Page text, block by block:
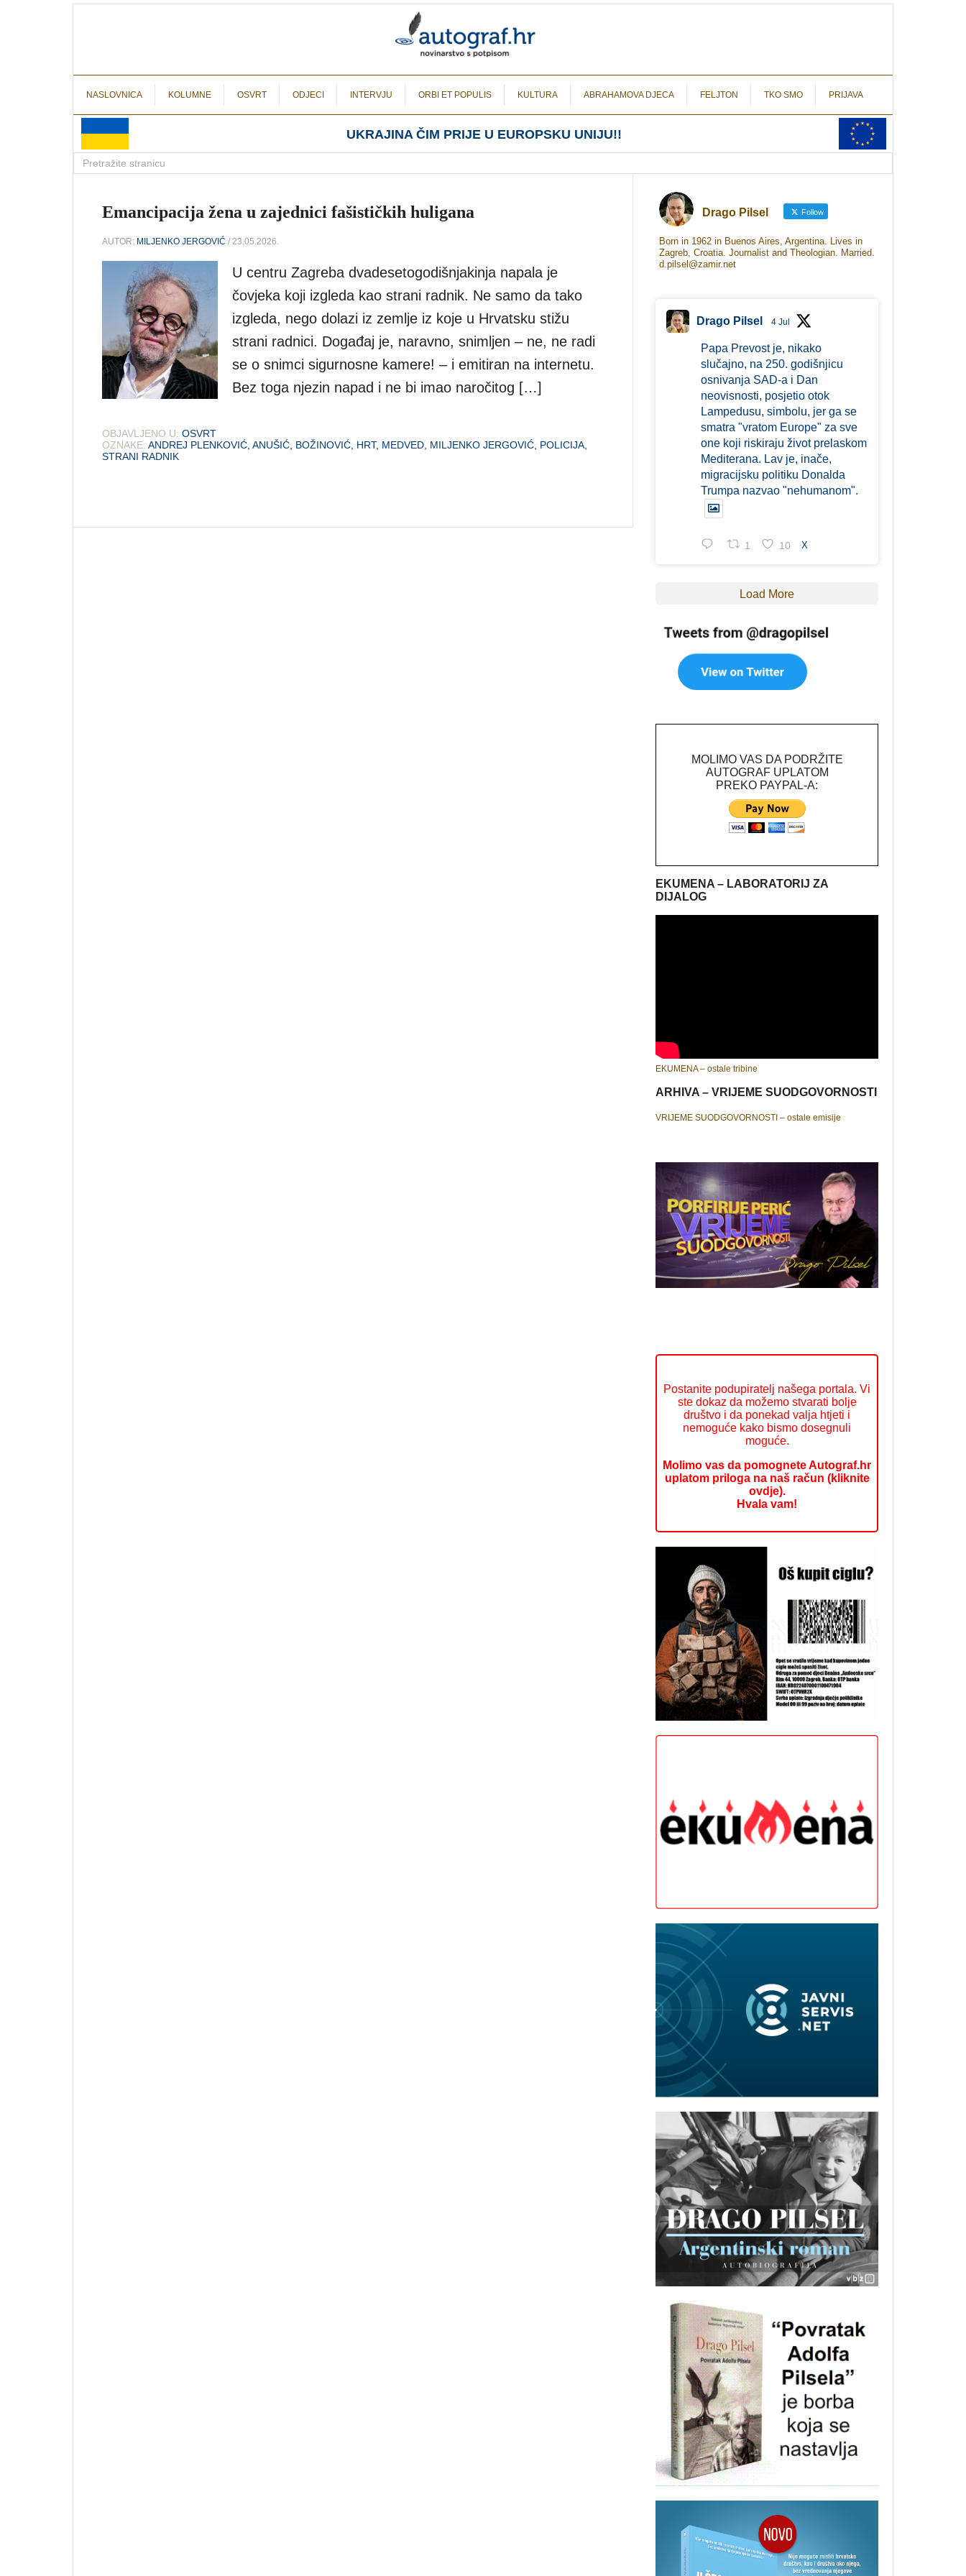
NASLOVNICA KOLUMNE OSVRT ODJECI INTERVJU ORBI ET POPULIS KULTURA ABRAHAMOVA DJECA FELJTON TKO SMO PRIJAVA
UKRAJINA ČIM PRIJE U EUROPSKU UNIJU!!
Emancipacija žena u zajednici fašističkih huligana
AUTOR: MILJENKO JERGOVIĆ / 23.05.2026.
U centru Zagreba dvadesetogodišnjakinja napala je
čovjeka koji izgleda kao strani radnik. Ne samo da tako
izgleda, nego dolazi iz zemlje iz koje u Hrvatsku stižu
strani radnici. Događaj je, naravno, snimljen – ne, ne radi
se o snimci sigurnosne kamere! – i emitiran na internetu.
Bez toga njezin napad i ne bi imao naročitog […]
OBJAVLJENO U: OSVRT
OZNAKE: ANDREJ PLENKOVIĆ ANUŠIĆ BOŽINOVIĆ HRT, MEDVED MILJENKO JERGOVIĆ POLICIJA
STRANI RADNIK
Drago Pilsel Follow
Born in 1962 in Buenos Aires, Argentina. Lives in
Zagreb, Croatia. Journalist and Theologian. Married.
d.pilsel@zamir.net
Drago Pilsel 4 Jul
Papa Prevost je, nikako
slučajno, na 250. godišnjicu
osnivanja SAD-a i Dan
neovisnosti, posjetio otok
Lampedusu, simbolu, jer ga se
smatra "vratom Europe" za sve
one koji riskiraju život prelaskom
Mediterana. Lav je, inače,
migracijsku politiku Donalda
Trumpa nazvao "nehumanom".
1 10 X
Load More
MOLIMO VAS DA PODRŽITE
AUTOGRAF UPLATOM
PREKO PAYPAL-A:
EKUMENA – LABORATORIJ ZA
DIJALOG
EKUMENA – ostale tribine
ARHIVA – VRIJEME SUODGOVORNOSTI
VRIJEME SUODGOVORNOSTI – ostale emisije
Postanite podupiratelj našega portala. Vi
ste dokaz da možemo stvarati bolje
društvo i da ponekad valja htjeti i
nemoguće kako bismo dosegnuli
moguće.
Molimo vas da pomognete Autograf.hr
uplatom priloga na naš račun (kliknite
ovdje).
Hvala vam!